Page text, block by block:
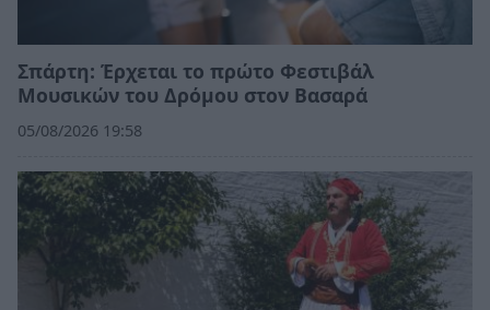
Σπάρτη: Έρχεται το πρώτο Φεστιβάλ
Μουσικών του Δρόμου στον Βασαρά
05/08/2026 19:58